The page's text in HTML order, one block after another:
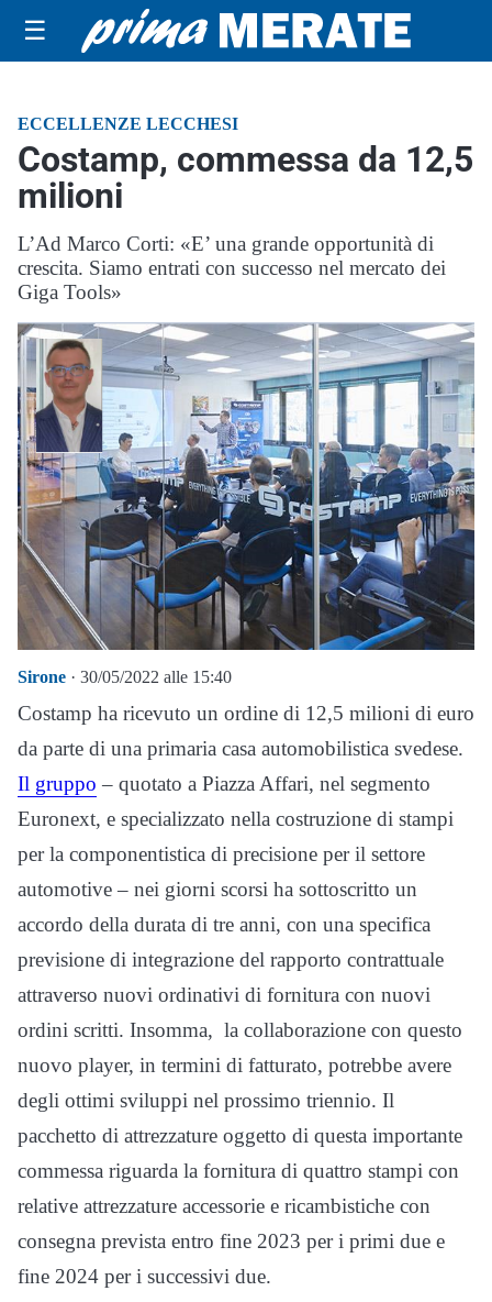
☰
ECCELLENZE LECCHESI
Costamp, commessa da 12,5
milioni
L’Ad Marco Corti: «E’ una grande opportunità di
crescita. Siamo entrati con successo nel mercato dei
Giga Tools»
Sirone · 30/05/2022 alle 15:40
Costamp ha ricevuto un ordine di 12,5 milioni di euro
da parte di una primaria casa automobilistica svedese.
Il gruppo – quotato a Piazza Affari, nel segmento
Euronext, e specializzato nella costruzione di stampi
per la componentistica di precisione per il settore
automotive – nei giorni scorsi ha sottoscritto un
accordo della durata di tre anni, con una specifica
previsione di integrazione del rapporto contrattuale
attraverso nuovi ordinativi di fornitura con nuovi
ordini scritti. Insomma, la collaborazione con questo
nuovo player, in termini di fatturato, potrebbe avere
degli ottimi sviluppi nel prossimo triennio. Il
pacchetto di attrezzature oggetto di questa importante
commessa riguarda la fornitura di quattro stampi con
relative attrezzature accessorie e ricambistiche con
consegna prevista entro fine 2023 per i primi due e
fine 2024 per i successivi due.